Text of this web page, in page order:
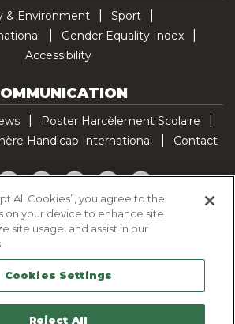
& Environment
Sport
Gender Equality Index
Accessibility
Poster Harcèlement Scolaire
Handicap International
Contact
Facebook
TwitterYouTubePinterestTikTok
Cookie Policy
Legal Notice
Sitemap
Contactez-nous
All Cookies”, you agree to the
on your device to enhance site
site usage, and assist in our
Cookies Settings
Reject All